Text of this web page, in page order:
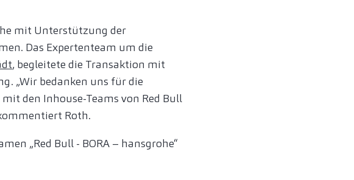
mit Unterstützung der
Das Expertenteam um die
, begleitete die Transaktion mit
„Wir bedanken uns für die
den Inhouse-Teams von Red Bull
Roth.
„Red Bull - BORA – hansgrohe“